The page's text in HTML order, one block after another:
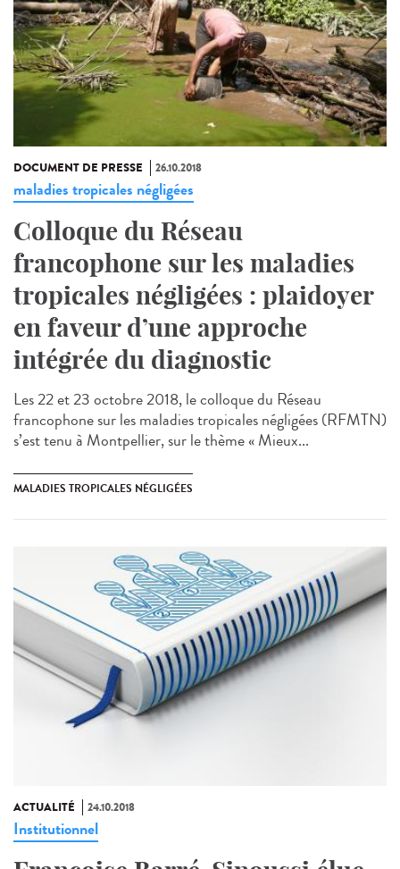
DOCUMENT DE PRESSE 26.10.2018
maladies tropicales négligées
Colloque du Réseau
francophone sur les maladies
tropicales négligées : plaidoyer
en faveur d’une approche
intégrée du diagnostic
Les 22 et 23 octobre 2018, le colloque du Réseau
francophone sur les maladies tropicales négligées (RFMTN)
s’est tenu à Montpellier, sur le thème « Mieux...
MALADIES TROPICALES NÉGLIGÉES
ACTUALITÉ 24.10.2018
Institutionnel